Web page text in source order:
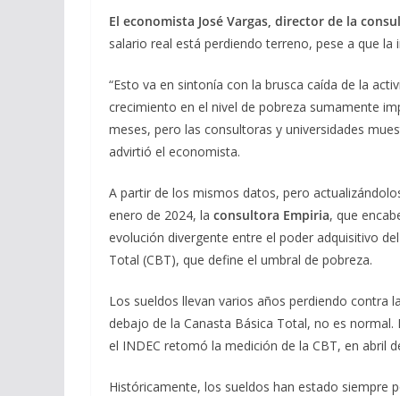
El economista José Vargas, director de la
salario real está perdiendo terreno, pese a que la
“Esto va en sintonía con la brusca caída de la
crecimiento en el nivel de pobreza sumamente
meses, pero las consultoras y universidades
advirtió el economista.
A partir de los mismos datos, pero
enero de 2024, la consultora Empiria, que
evolución divergente entre el poder adquisitivo
Total (CBT), que define el umbral de pobreza.
Los sueldos llevan varios años perdiendo contra
debajo de la Canasta Básica Total, no es
el INDEC retomó la medición de la CBT, en abril
Históricamente, los sueldos han estado siempre